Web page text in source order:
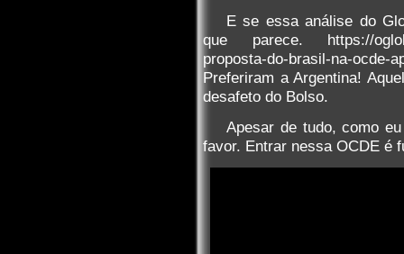
E se essa análise do
que parece. https://
proposta-do-brasil-na-ocde-
Preferiram a Argentina!
desafeto do Bolso.
Apesar de tudo, como
favor. Entrar nessa OCDE é